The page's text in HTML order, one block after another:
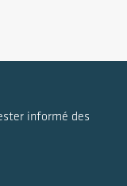
informé des